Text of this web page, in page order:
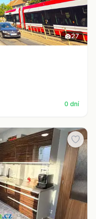
27
0 dní